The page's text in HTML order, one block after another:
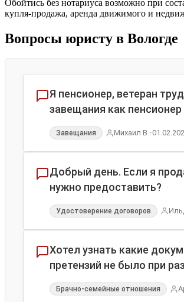
Обойтись без нотариуса возможно при
купля-продажа, аренда движимого и
Вопросы юристу в Вологде
Я пенсионер, ветеран
завещания как пенсионер
Завещания Михаил В.•
Добрый день. Если я
нужно предоставить?
Удостоверение договоров
Хотел узнать какие
претензий не было при
Брачно-семейные отношения